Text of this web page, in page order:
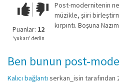
Çok iyi!O
kadar
iyi
değil!
Puanlar: 12
‘yukarı’ dedin
Post-modernitenin
müzikle, şiiri
kırpıntı. Boşuna
Ben bunun post-
Kalıcı bağlantı serkan_isin tarafından